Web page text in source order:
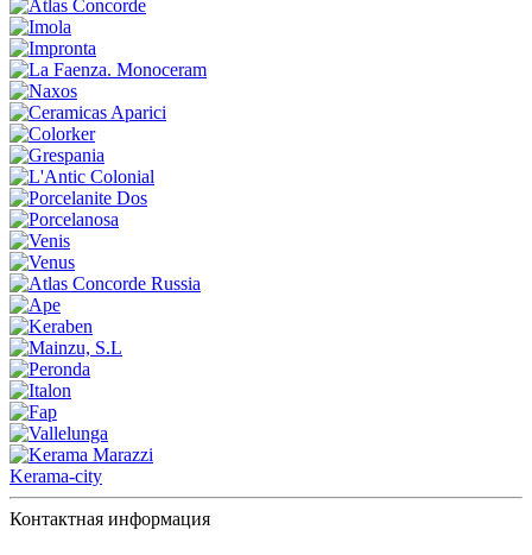
Kerama-city
Контактная информация